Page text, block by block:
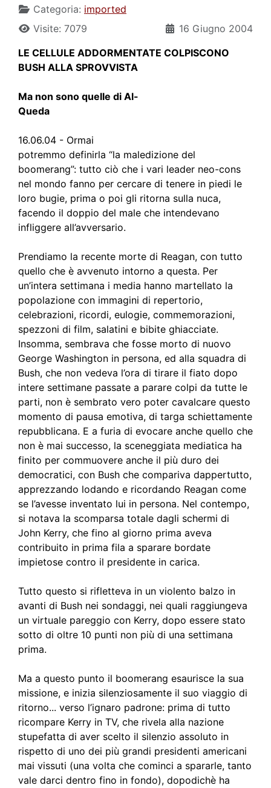
Categoria: imported
16 Giugno 2004
Visite: 7079
LE CELLULE ADDORMENTATE COLPISCONO
BUSH ALLA SPROVVISTA
Ma non sono quelle di Al-
Queda
16.06.04 - Ormai
potremmo definirla “la maledizione del
boomerang”: tutto ciò che i vari leader neo-cons
nel mondo fanno per cercare di tenere in piedi le
loro bugie, prima o poi gli ritorna sulla nuca,
facendo il doppio del male che intendevano
infliggere all’avversario.
Prendiamo la recente morte di Reagan, con tutto
quello che è avvenuto intorno a questa. Per
un’intera settimana i media hanno martellato la
popolazione con immagini di repertorio,
celebrazioni, ricordi, eulogie, commemorazioni,
spezzoni di film, salatini e bibite ghiacciate.
Insomma, sembrava che fosse morto di nuovo
George Washington in persona, ed alla squadra di
Bush, che non vedeva l’ora di tirare il fiato dopo
intere settimane passate a parare colpi da tutte le
parti, non è sembrato vero poter cavalcare questo
momento di pausa emotiva, di targa schiettamente
repubblicana. E a furia di evocare anche quello che
non è mai successo, la sceneggiata mediatica ha
finito per commuovere anche il più duro dei
democratici, con Bush che compariva dappertutto,
apprezzando lodando e ricordando Reagan come
se l’avesse inventato lui in persona. Nel contempo,
si notava la scomparsa totale dagli schermi di
John Kerry, che fino al giorno prima aveva
contribuito in prima fila a sparare bordate
impietose contro il presidente in carica.
Tutto questo si rifletteva in un violento balzo in
avanti di Bush nei sondaggi, nei quali raggiungeva
un virtuale pareggio con Kerry, dopo essere stato
sotto di oltre 10 punti non più di una settimana
prima.
Ma a questo punto il boomerang esaurisce la sua
missione, e inizia silenziosamente il suo viaggio di
ritorno... verso l’ignaro padrone: prima di tutto
ricompare Kerry in TV, che rivela alla nazione
stupefatta di aver scelto il silenzio assoluto in
rispetto di uno dei più grandi presidenti americani
mai vissuti (una volta che cominci a spararle, tanto
vale darci dentro fino in fondo), dopodichè ha